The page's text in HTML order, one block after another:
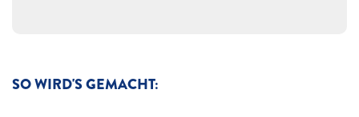
SO WIRD'S GEMACHT: